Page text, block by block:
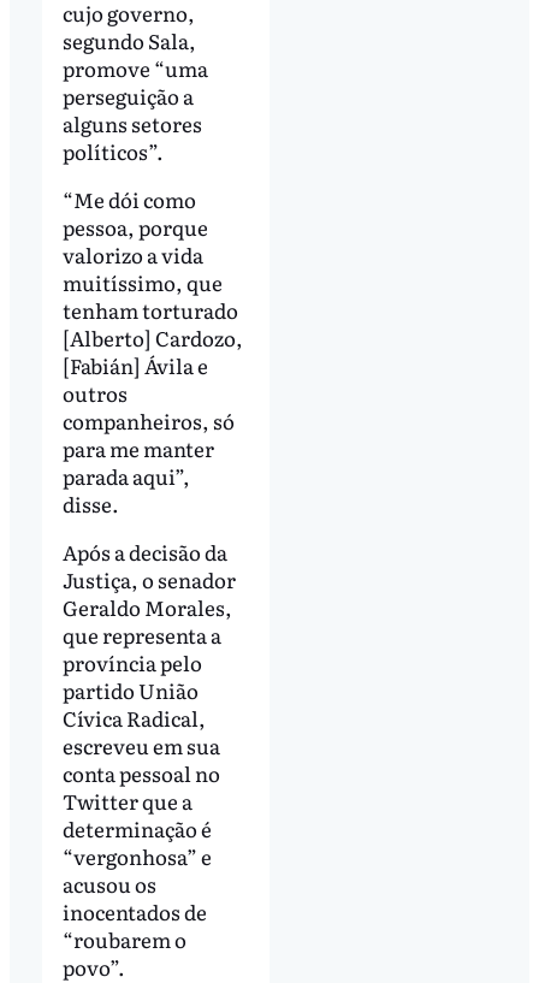
cujo governo,
segundo Sala,
promove “uma
perseguição a
alguns setores
políticos”.
“Me dói como
pessoa, porque
valorizo a vida
muitíssimo, que
tenham torturado
[Alberto] Cardozo,
[Fabián] Ávila e
outros
companheiros, só
para me manter
parada aqui”,
disse.
Após a decisão da
Justiça, o senador
Geraldo Morales,
que representa a
província pelo
partido União
Cívica Radical,
escreveu em sua
conta pessoal no
Twitter que a
determinação é
“vergonhosa” e
acusou os
inocentados de
“roubarem o
povo”.